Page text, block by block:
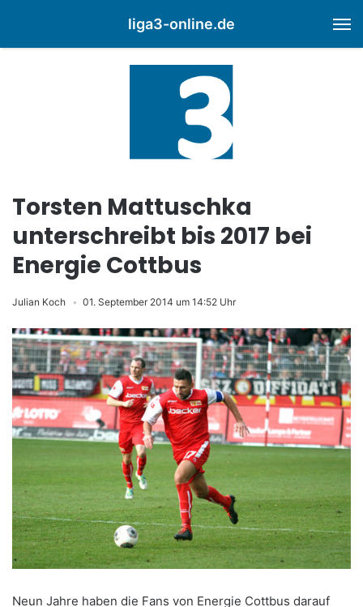
liga3-online.de
Torsten Mattuschka
unterschreibt bis 2017 bei
Energie Cottbus
Julian Koch 01. September 2014 um 14:52 Uhr
Neun Jahre haben die Fans von Energie Cottbus darauf